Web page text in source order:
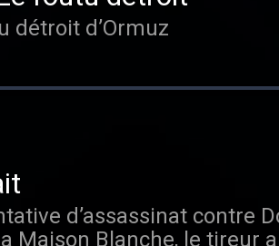
détroit d’Ormuz
d’assassinat contre